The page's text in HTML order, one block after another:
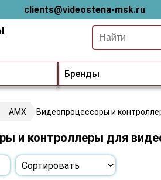
clients@videostena-msk.ru
Бренды
AMX Видеопроцессоры и
и контроллеры для